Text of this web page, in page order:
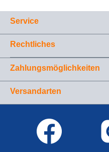
Service
Rechtliches
Zahlungsmöglichkeiten
Versandarten